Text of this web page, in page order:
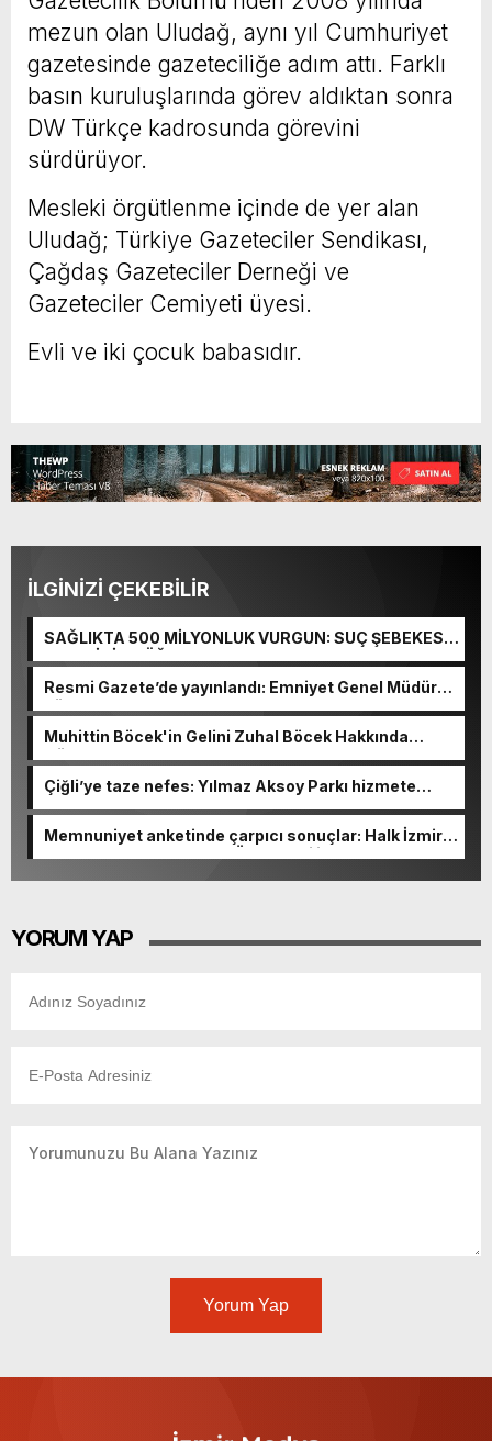
mezun olan Uludağ, aynı yıl Cumhuriyet
gazetesinde gazeteciliğe adım attı. Farklı
basın kuruluşlarında görev aldıktan sonra
DW Türkçe kadrosunda görevini
sürdürüyor.
Mesleki örgütlenme içinde de yer alan
Uludağ; Türkiye Gazeteciler Sendikası,
Çağdaş Gazeteciler Derneği ve
Gazeteciler Cemiyeti üyesi.
Evli ve iki çocuk babasıdır.
İLGİNİZİ ÇEKEBİLİR
SAĞLIKTA 500 MİLYONLUK VURGUN: SUÇ ŞEBEKESİ
KAÇIŞ İÇİN DÜĞMEYE BASTI!
Resmi Gazete’de yayınlandı: Emniyet Genel Müdürü
görevden alındı!
Muhittin Böcek'in Gelini Zuhal Böcek Hakkında
Gözaltı Kararı!
Çiğli’ye taze nefes: Yılmaz Aksoy Parkı hizmete
Memnuniyet anketinde çarpıcı sonuçlar: Halk İzmirli
başkanlardan memnun, Ömer Eşki ilk sırada
YORUM YAP
Yorum Yap